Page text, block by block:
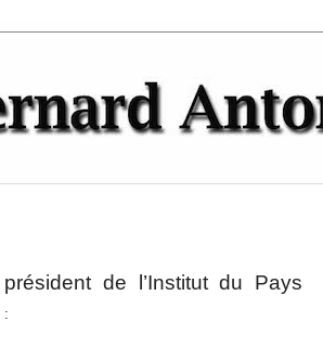
président de l’Institut du Pays
: